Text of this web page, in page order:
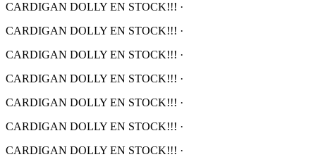
CARDIGAN DOLLY EN STOCK!!! ·
CARDIGAN DOLLY EN STOCK!!! ·
CARDIGAN DOLLY EN STOCK!!! ·
CARDIGAN DOLLY EN STOCK!!! ·
CARDIGAN DOLLY EN STOCK!!! ·
CARDIGAN DOLLY EN STOCK!!! ·
CARDIGAN DOLLY EN STOCK!!! ·